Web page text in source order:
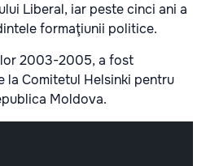
Liberal, iar peste cinci ani a
formaţiunii politice.
2003-2005, a fost
Comitetul Helsinki pentru
Moldova.